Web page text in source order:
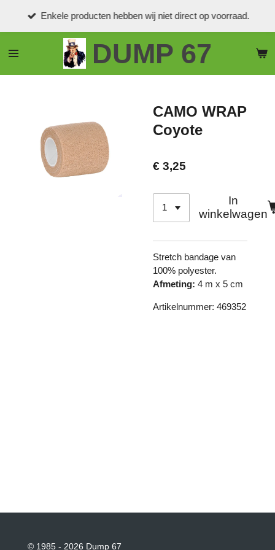
de
DUMP 67
Enkele producten hebben wij niet direct op voorraad.
CAMO WRAP
Coyote
€ 3,25
In
winkelwagen
Stretch bandage van
100% polyester.
Afmeting: 4 m x 5 cm
Artikelnummer: 469352
© 1985 - 2026 Dump 67